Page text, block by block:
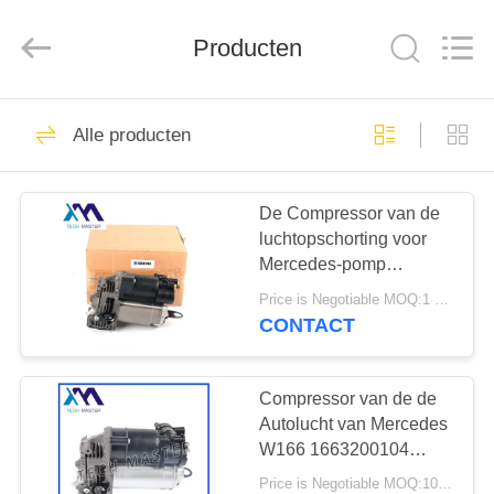
HUIS
PRODUCTEN
VIDEOS
OVER
ONS
FABRIEKSRONDLEIDING
auto
Rights
De Schok van de
luchtopschorting
3756
de lentes van de
luchtopschorting
1648
Producten
Alle producten
De Compressor van de
luchtopschorting voor
Mercedes-pomp
2213201604
2213201704 van de
Price is Negotiable MOQ:1 stk
CONTACT
Compressor van de de
Autolucht van Mercedes
W166 1663200104
Pomp 1663200204 van
Price is Negotiable MOQ:10pcs